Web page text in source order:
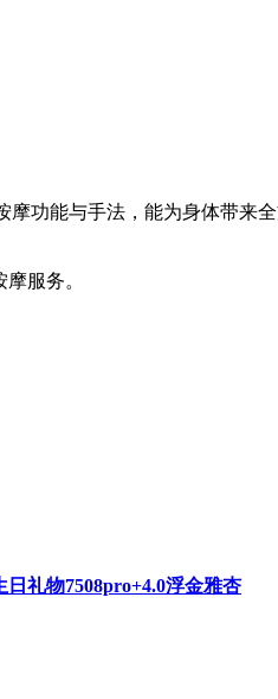
功能与手法，能为身体带
服务。
礼物7508pro+4.0浮金雅杏